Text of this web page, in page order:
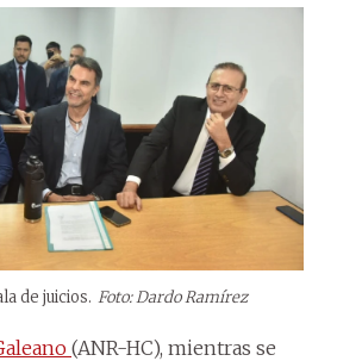
de juicios. Foto: Dardo Ramírez
(ANR-HC), mientras se